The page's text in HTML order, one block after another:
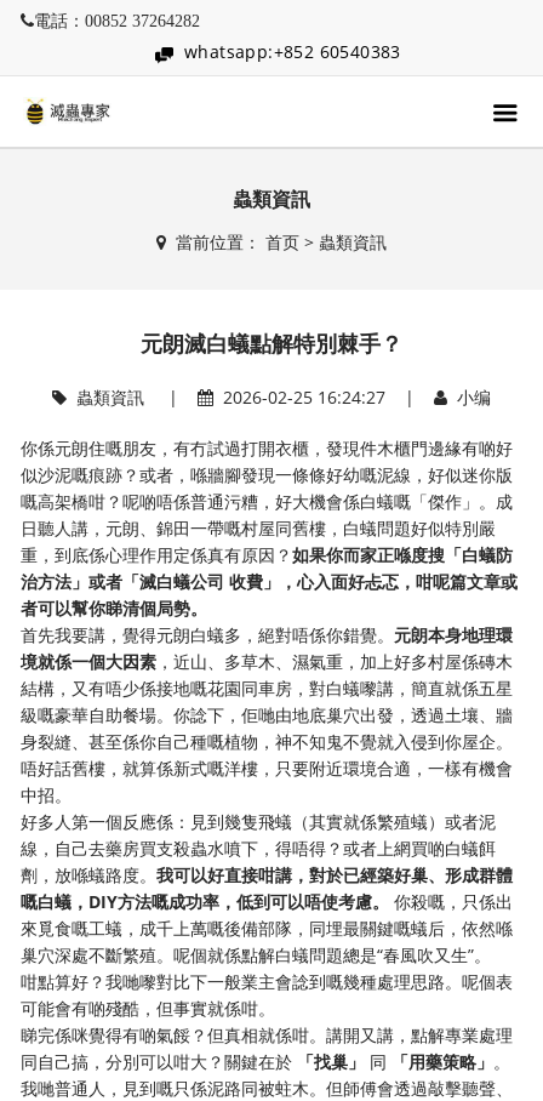
電話：00852 37264282
whatsapp:+852 60540383
蟲類資訊
當前位置： 首页> 蟲類資訊
元朗滅白蟻點解特別棘手？
蟲類資訊| 2026-02-25 16:24:27 | 小编
你係元朗住嘅朋友，有冇試過打開衣櫃，發現件木櫃門邊緣有啲好
似沙泥嘅痕跡？或者，喺牆腳發現一條條好幼嘅泥線，好似迷你版
嘅高架橋咁？呢啲唔係普通污糟，好大機會係白蟻嘅「傑作」。成
日聽人講，元朗、錦田一帶嘅村屋同舊樓，白蟻問題好似特別嚴
重，到底係心理作用定係真有原因？如果你而家正喺度搜「白蟻防
治方法」或者「滅白蟻公司 收費」，心入面好忐忑，咁呢篇文章或
者可以幫你睇清個局勢。
首先我要講，覺得元朗白蟻多，絕對唔係你錯覺。 元朗本身地理環
境就係一個大因素 ，近山、多草木、濕氣重，加上好多村屋係磚木
結構，又有唔少係接地嘅花園同車房，對白蟻嚟講，簡直就係五星
級嘅豪華自助餐場。你諗下，佢哋由地底巢穴出發，透過土壤、牆
身裂縫、甚至係你自己種嘅植物，神不知鬼不覺就入侵到你屋企。
唔好話舊樓，就算係新式嘅洋樓，只要附近環境合適，一樣有機會
中招。
好多人第一個反應係：見到幾隻飛蟻（其實就係繁殖蟻）或者泥
線，自己去藥房買支殺蟲水噴下，得唔得？或者上網買啲白蟻餌
劑，放喺蟻路度。我可以好直接咁講，對於已經築好巢、形成群體
嘅白蟻，DIY方法嘅成功率，低到可以唔使考慮。
​ 你殺嘅，只係出
來覓食嘅工蟻，成千上萬嘅後備部隊，同埋最關鍵嘅蟻后，依然喺
巢穴深處不斷繁殖。呢個就係點解白蟻問題總是“春風吹又生”。
咁點算好？我哋嚟對比下一般業主會諗到嘅幾種處理思路。呢個表
可能會有啲殘酷，但事實就係咁。
睇完係咪覺得有啲氣餒？但真相就係咁。講開又講，點解專業處理
同自己搞，分別可以咁大？關鍵在於
「找巢」 ​ 同 「用藥策略」 。
我哋普通人，見到嘅只係泥路同被蛀木。但師傅會透過敲擊聽聲、